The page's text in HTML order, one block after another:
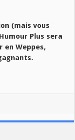
(mais vous
Plus sera
en Weppes,